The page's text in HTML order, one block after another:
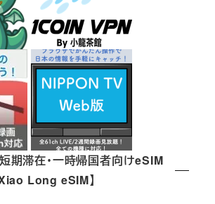
期滞在・一時帰国者向けeSIM
Long eSIM】